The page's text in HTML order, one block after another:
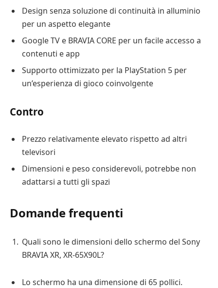
Design senza soluzione di continuità in alluminio
per un aspetto elegante
Google TV e BRAVIA CORE per un facile accesso a
contenuti e app
Supporto ottimizzato per la PlayStation 5 per
un’esperienza di gioco coinvolgente
Contro
Prezzo relativamente elevato rispetto ad altri
televisori
Dimensioni e peso considerevoli, potrebbe non
adattarsi a tutti gli spazi
Domande frequenti
Quali sono le dimensioni dello schermo del Sony
BRAVIA XR, XR-65X90L?
Lo schermo ha una dimensione di 65 pollici.